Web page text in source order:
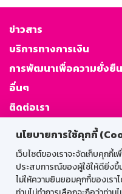
นโยบายการใช้คุกกี้
เว็บไซต์ของเราจะจัดเก็บคุก
ประสบการณ์ของผู้ใช้ให้ดียิ่งขึ้
ไม่ให้ความยินยอมคุกกี้ของเร
ข่าวสาร
บริการทางการเงิน
การพัฒนาเพื่อความยั่งยืน
อื่นๆ
ติดต่อเรา
สำห